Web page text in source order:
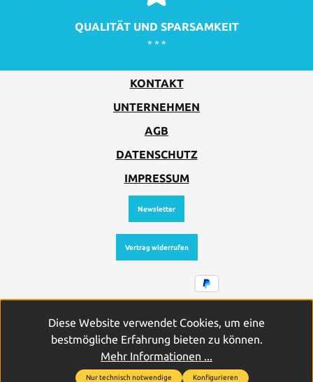
QUALITÄT UND SPARSAMKEIT
* * *
KONTAKT
UNTERNEHMEN
AGB
DATENSCHUTZ
IMPRESSUM
Newsletter
Vertrag widerrufen
Alle Preise inkl. gesetzl. Mehrwertsteuer zzgl.
Versandkostenund ggf. Nachnahmegebühren, wenn nicht
anders angegeben.
Diese Website verwendet Cookies, um eine
bestmögliche Erfahrung bieten zu können.
Mehr Informationen ...
Nur technisch notwendige Konfigurieren